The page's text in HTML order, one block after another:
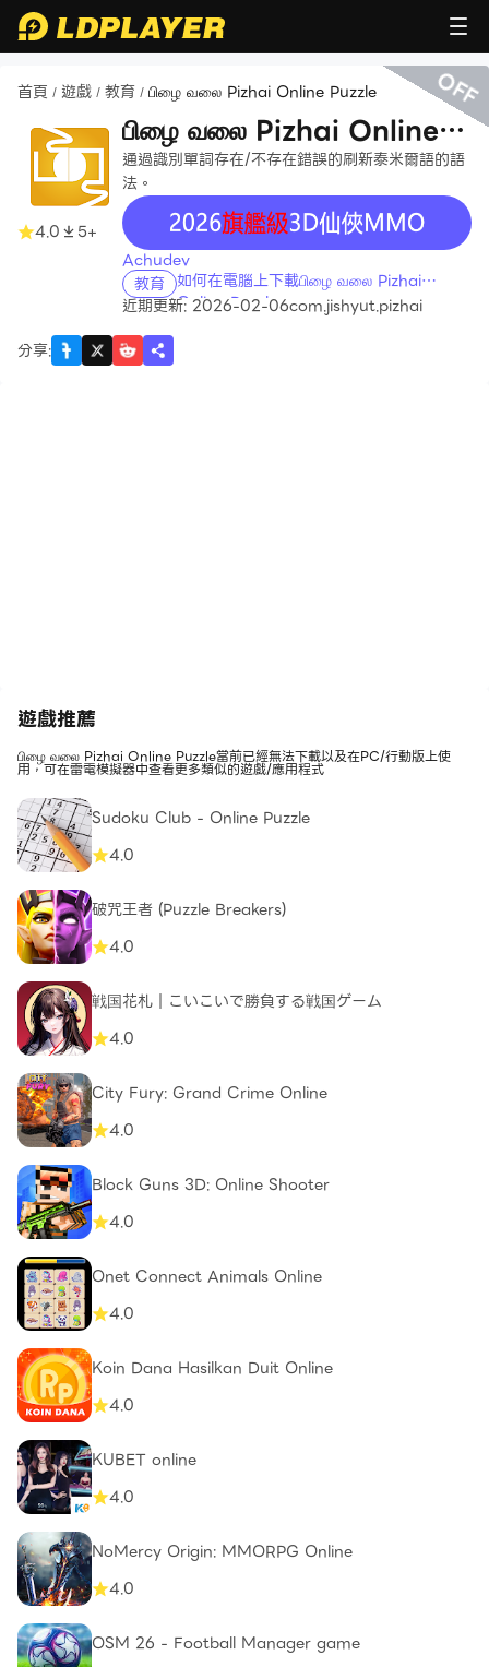
首頁 / 遊戲 / 教育 / பிழை வலை Pizhai Online Puzzle
4.0 5+
பிழை வலை Pizhai Online
Puzzle
通過識別單詞存在/不存在錯誤的刷新泰米爾語的語
法。
recommend
Achudev
教育 如何在電腦上下載பிழை வலை Pizhai
Online Puzzle
近期更新: 2026-02-06com.jishyut.pizhai
分享:
OFF
遊戲推薦
பிழை வலை Pizhai Online Puzzle當前已經無法下載以及在PC/行動版上使
用，可在雷電模擬器中查看更多類似的遊戲/應用程式
Sudoku Club - Online Puzzle
4.0
破咒王者 (Puzzle Breakers)
4.0
戦国花札｜こいこいで勝負する戦国ゲーム
4.0
City Fury: Grand Crime Online
4.0
Block Guns 3D: Online Shooter
4.0
Onet Connect Animals Online
4.0
Koin Dana Hasilkan Duit Online
4.0
KUBET online
4.0
NoMercy Origin: MMORPG Online
4.0
OSM 26 - Football Manager game